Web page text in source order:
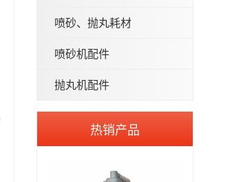
喷砂、抛丸耗材
喷砂机配件
抛丸机配件
热销产品